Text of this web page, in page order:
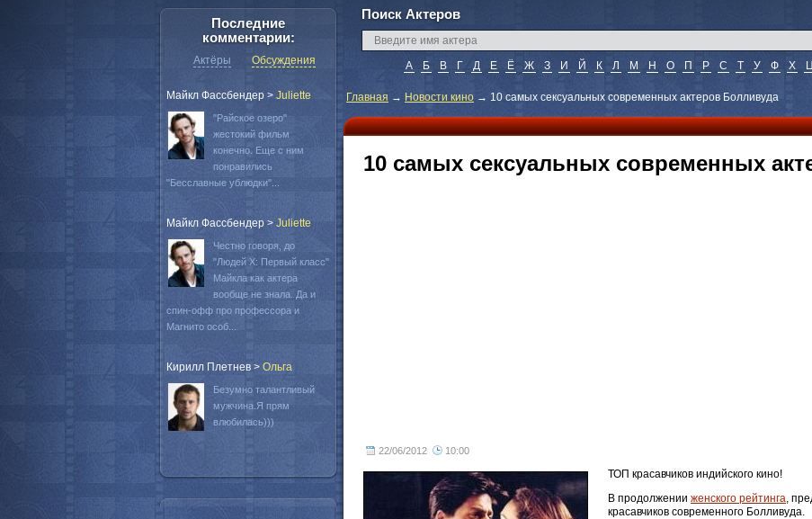
Поиск Актеров
А Б В Г Д Е Ё Ж З И Й К Л М Н О П Р С Т У Ф Х
Главная → Новости кино → 10 самых сексуальных современных актеров Болливуда
10 самых сексуальных современных
22/06/2012 10:00
ТОП красавчиков индийского кино!
В продолжении женского рейтинга,
красавчиков современного Болливуда.
Последние
комментарии:
Актёры Обсуждения
Майкл Фассбендер > Juliette
"Райское озеро"
жестокий фильм
конечно. Еще с ним
понравились
"Бесславные ублюдки"...
Майкл Фассбендер > Juliette
Честно говоря, до
"Людей Х: Первый класс"
Майкла как актера
вообще не знала. Да и
спин-офф про профессора и
Магнито особ...
Кирилл Плетнев > Oльга
Безумно талантливый
мужчина.Я прям
влюбилась)))